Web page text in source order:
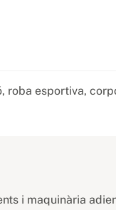
esportiva,
i maquinària